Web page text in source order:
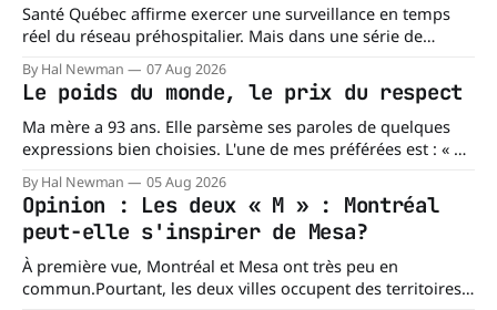
Santé Québec affirme exercer une surveillance en temps
réel du réseau préhospitalier. Mais dans une série de
l'organisation confirme ne pas tenir certains registres
provinciaux qui permettraient de mesurer des situations
pourtant fondamentales pour évaluer la capacité du réseau
à répondre à
By Hal Newman 07 Aug 2026
Le poids du monde, le prix du respect
Ma mère a 93 ans. Elle parsème ses paroles de quelques
expressions bien choisies. L'une de mes préférées est : « À
évoque la folie, les lubies, les absurdités de la vie. Chacun
porte les siennes. Elle en a d'
By Hal Newman 05 Aug 2026
Opinion : Les deux « M » : Montréal
peut-elle s'inspirer de Mesa?
À première vue, Montréal et Mesa ont très peu en
commun.Pourtant, les deux villes occupent des territoires